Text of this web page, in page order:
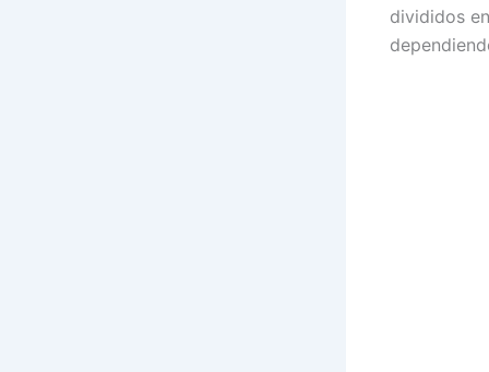
divididos